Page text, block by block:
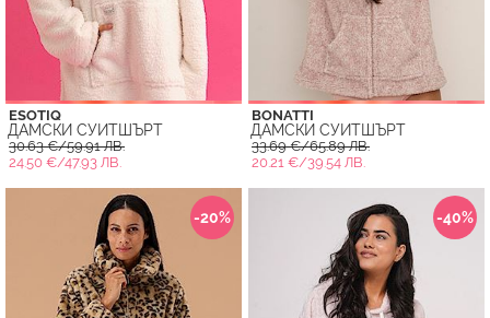
ESOTIQ
ДАМСКИ СУИТШЪРТ
30.63 €/59.91 ЛВ.
24.50 €/47.93 ЛВ.
BONATTI
ДАМСКИ СУИТШЪРТ
33.69 €/65.89 ЛВ.
20.21 €/39.54 ЛВ.
-20% -40%